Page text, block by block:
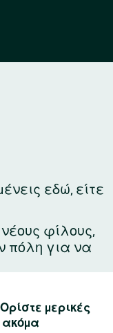
εδώ, είτε
φίλους,
πόλη για να
μερικές
ακόμα